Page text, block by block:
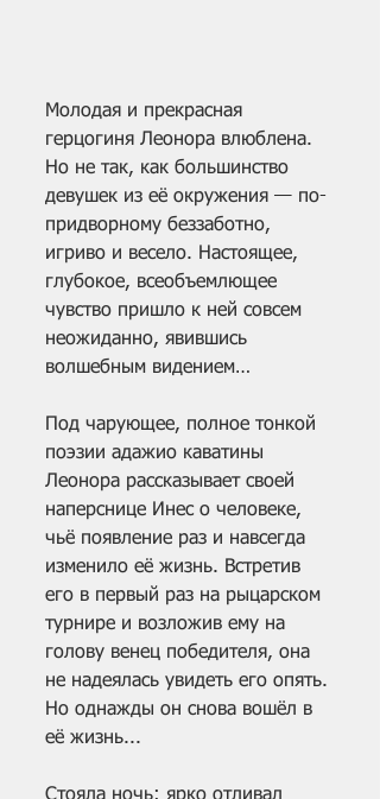
Молодая и прекрасная
герцогиня Леонора влюблена.
Но не так, как большинство
девушек из её окружения — по-
придворному беззаботно,
игриво и весело. Настоящее,
глубокое, всеобъемлющее
чувство пришло к ней совсем
неожиданно, явившись
волшебным видением…
Под чарующее, полное тонкой
поэзии адажио каватины
Леонора рассказывает своей
наперснице Инес о человеке,
чьё появление раз и навсегда
изменило её жизнь. Встретив
его в первый раз на рыцарском
турнире и возложив ему на
голову венец победителя, она
не надеялась увидеть его опять.
Но однажды он снова вошёл в
её жизнь...
Стояла ночь: ярко отливал